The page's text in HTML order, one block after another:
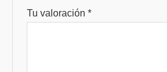
Tu valoración *